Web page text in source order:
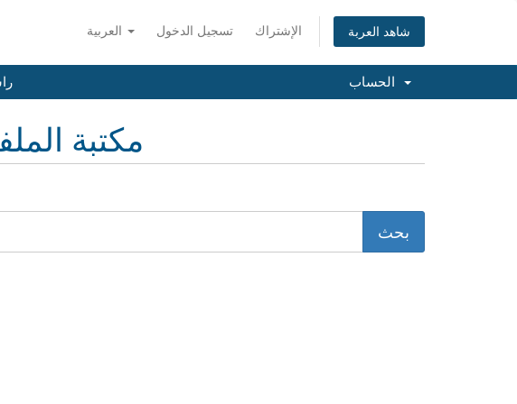
تسجيل الدخول الإشتراك شاهد العربة
مكتبة